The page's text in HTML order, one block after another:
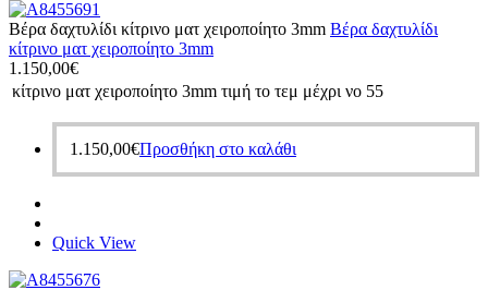
Βέρα δαχτυλίδι κίτρινο ματ χειροποίητο 3mm Βέρα δαχτυλίδι
κίτρινο ματ χειροποίητο 3mm
1.150,00€
κίτρινο ματ χειροποίητο 3mm τιμή το τεμ μέχρι νο 55
1.150,00€Προσθήκη στο καλάθι
Quick View